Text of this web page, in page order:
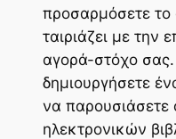
προσαρμόσετε
ταιριάζει με την
αγορά-στόχο σας.
δημιουργήσετε
να παρουσιάσετε
ηλεκτρονικών